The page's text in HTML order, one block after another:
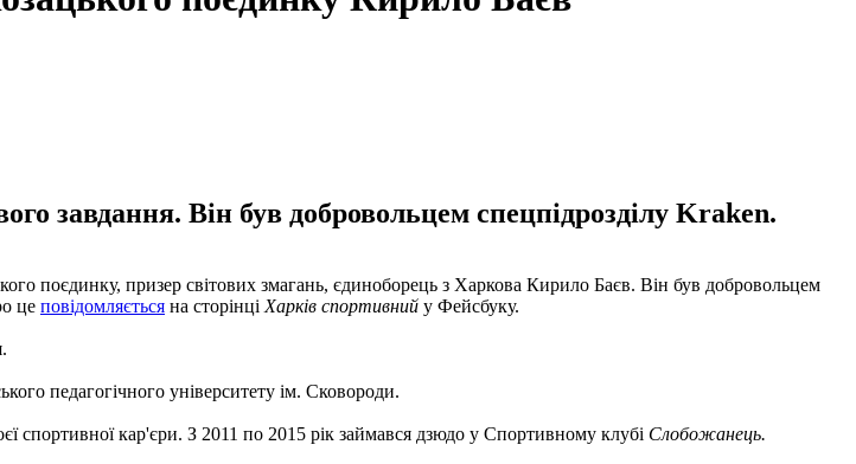
завдання. Він був добровольцем спецпідрозділу Kraken.
поєдинку, призер світових змагань, єдиноборець з Харкова Кирило Баєв. Він був добровольцем
це повідомляється на сторінці Харків спортивний у Фейсбуку.
педагогічного університету ім. Сковороди.
спортивної кар'єри. З 2011 по 2015 рік займався дзюдо у Спортивному клубі Слобожанець.